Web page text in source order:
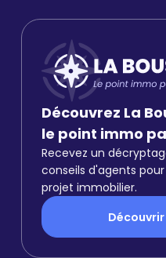
Découvrez La
le point immo
Recevez un
conseils d'agents
projet immobilier.